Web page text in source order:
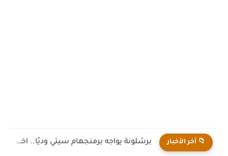
📁 آخر الأخبار برشلونة يواجه برمنجهام سيتي وديًا.. اختبار جديد لهانز فليك قبل...